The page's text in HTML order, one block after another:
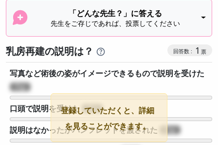
「どんな先生？」に答える
先生をご存じであれば、投票してください
乳房再建の説明は？ 1
写真など術後の姿がイメージできるもので説明を受けた
?
口頭で説明を受けた
?
説明はなかったがパンフレットを渡された
?
登録していただくと、詳細
を見ることができます。